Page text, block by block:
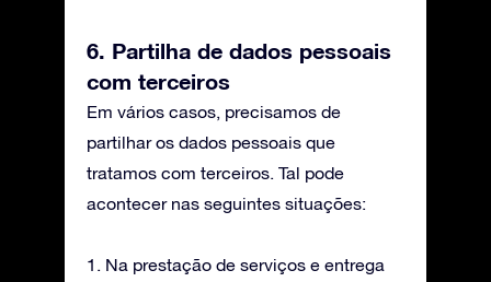
6. Partilha de dados pessoais
com terceiros
Em vários casos, precisamos de
partilhar os dados pessoais que
tratamos com terceiros. Tal pode
acontecer nas seguintes situações:
1. Na prestação de serviços e entrega